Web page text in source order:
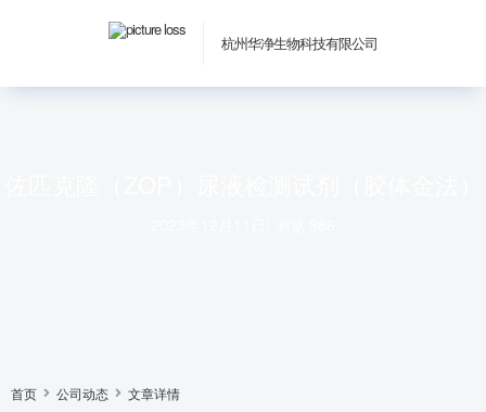
杭州华净生物科技有限公司
首页 公司动态 文章详情